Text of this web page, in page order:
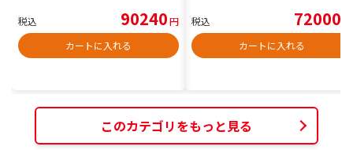
税込 90240円
カートに入れる
税込 72000
カートに入れる
このカテゴリをもっと見る